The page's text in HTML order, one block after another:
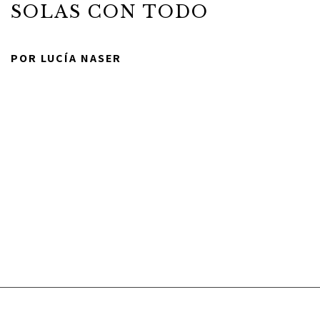
SOLAS CON TODO
POR LUCÍA NASER